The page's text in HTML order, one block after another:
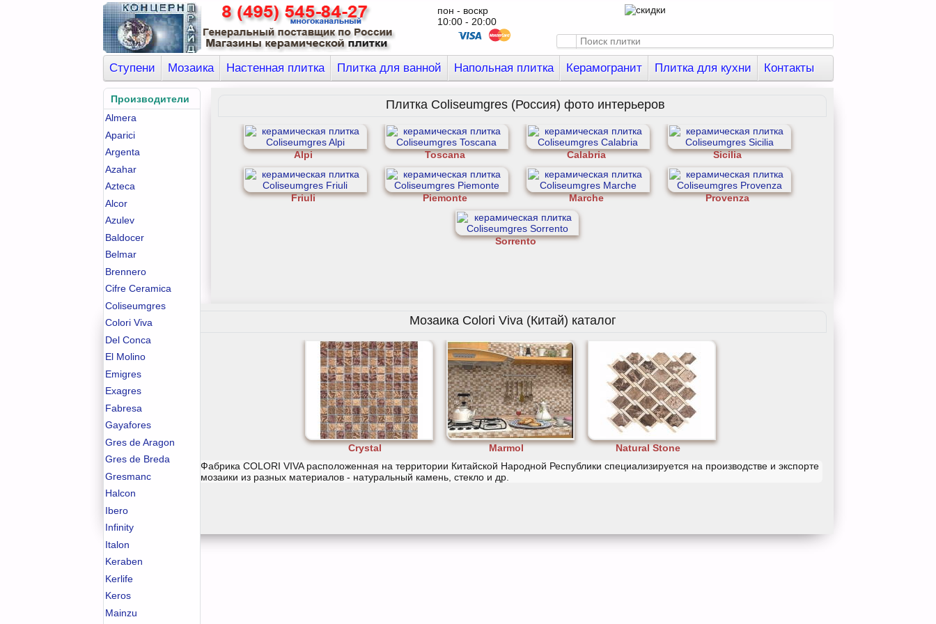
пон - воскр
10:00 - 20:00
Ступени Мозаика Настенная плитка Плитка для ванной Напольная плитка Керамогранит Плитка для кухни Контакты
Производители
Almera
Aparici
Argenta
Azahar
Azteca
Alcor
Azulev
Baldocer
Belmar
Brennero
Cifre Ceramica
Coliseumgres
Colori Viva
Del Conca
El Molino
Emigres
Exagres
Fabresa
Gayafores
Gres de Aragon
Gres de Breda
Gresmanc
Halcon
Ibero
Infinity
Italon
Keraben
Kerlife
Keros
Mainzu
Плитка Coliseumgres (Россия) фото интерьеров
Alpi Toscana Calabria Sicilia
Friuli Piemonte Marche Provenza
Sorrento
Мозаика Colori Viva (Китай) каталог
Crystal Marmol
Natural Stone
Фабрика COLORI VIVA расположенная на территории Китайской Народной Республики специализируется на производстве и экспорте
мозаики из разных материалов - натуральный камень, стекло и др.